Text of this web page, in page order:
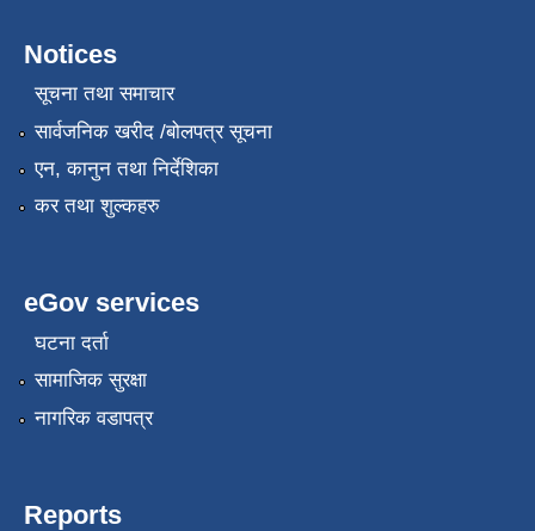
Notices
सूचना तथा समाचार
सार्वजनिक खरीद /बोलपत्र सूचना
एन, कानुन तथा निर्देशिका
कर तथा शुल्कहरु
eGov services
घटना दर्ता
सामाजिक सुरक्षा
नागरिक वडापत्र
Reports